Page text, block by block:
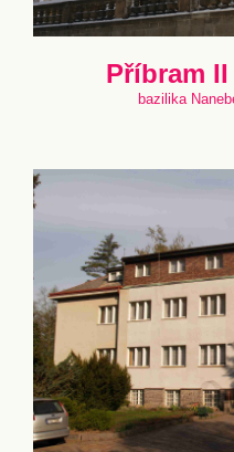
Příbram
bazilika